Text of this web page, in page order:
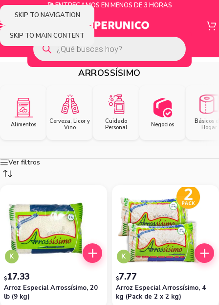
SKIP TO NAVIGATION
SKIP TO MAIN CONTENT
🚀 ENTREGAMOS EN MENOS DE 3 HORAS
ARROSSÍSIMO
Alimentos
Cerveza, Licor y
Vino
Cuidado
Personal
Negocios
Básicos
Hogar
Ver filtros
K
Arroz Especial Arrossísimo, 20
lb (9 kg)
$17.33
K
Arroz Especial Arrossísimo, 4
kg (Pack de 2 x 2 kg)
$7.77